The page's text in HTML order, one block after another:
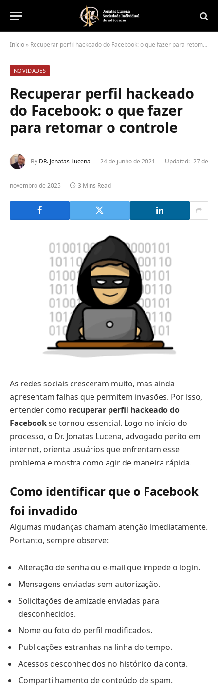
Início » Recuperar perfil hackeado do Facebook: o que fazer para retomar o controle
NOVIDADES
Recuperar perfil hackeado
do Facebook: o que fazer
para retomar o controle
By DR. Jonatas Lucena 24 de junho de 2021 Updated: 27 de
novembro de 2025 3 Mins Read
As redes sociais cresceram muito, mas ainda
apresentam falhas que permitem invasões. Por isso,
entender como recuperar perfil hackeado do
Facebookse tornou essencial. Logo no início do
processo, o Dr. Jonatas Lucena, advogado perito em
internet, orienta usuários que enfrentam esse
problema e mostra como agir de maneira rápida.
Como identificar que o Facebook
foi invadido
Algumas mudanças chamam atenção imediatamente.
Portanto, sempre observe:
Alteração de senha ou e-mail que impede o login.
Mensagens enviadas sem autorização.
Solicitações de amizade enviadas para
desconhecidos.
Nome ou foto do perfil modificados.
Publicações estranhas na linha do tempo.
Acessos desconhecidos no histórico da conta.
Compartilhamento de conteúdo de spam.